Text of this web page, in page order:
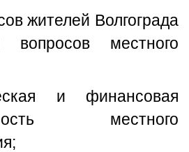
жителей Волгограда
местного
и финансовая
местного